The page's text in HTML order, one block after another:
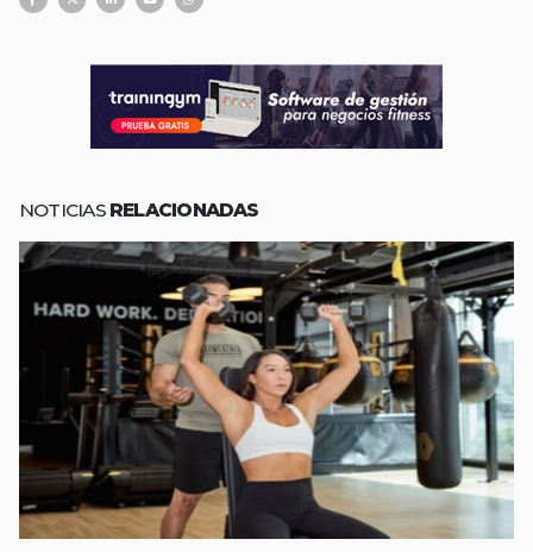
NOTICIAS RELACIONADAS